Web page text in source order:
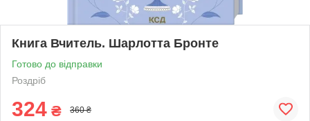
Книга Вчитель. Шарлотта Бронте
Готово до відправки
Роздріб
324 ₴ 360 ₴